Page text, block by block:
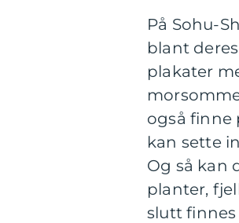
På Sohu-
blant
plakater
også finne
kan sette
Og så kan
planter,
slutt